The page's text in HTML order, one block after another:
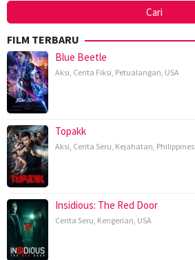
FILM TERBARU
Blue Beetle
Aksi, Cerita Fiksi, Petualangan, USA
Topakk
Aksi, Cerita Seru, Kejahatan, Philippines
Insidious: The Red Door
Cerita Seru, Kengerian, USA